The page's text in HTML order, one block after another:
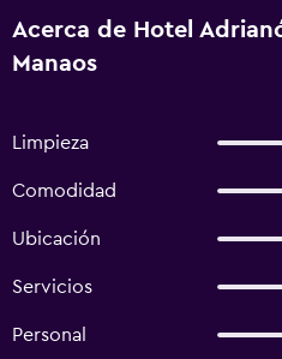
Acerca de Hotel
Manaos
Limpieza
Comodidad
Ubicación
Servicios
Personal